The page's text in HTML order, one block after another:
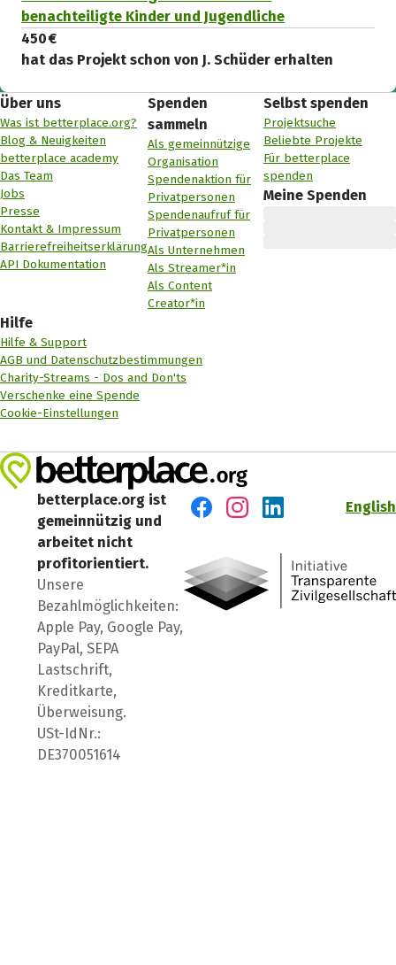
benachteiligte Kinder und Jugendliche
450 €
hat das Projekt schon von J. Schüder erhalten
Über uns
Was ist betterplace.org?
Blog & Neuigkeiten
betterplace academy
Das Team
Jobs
Presse
Kontakt & Impressum
Barrierefreiheitserklärung
API Dokumentation
Spenden
sammeln
Als gemeinnützige
Organisation
Spendenaktion für
Privatpersonen
Spendenaufruf für
Privatpersonen
Als Unternehmen
Als Streamer*in
Als Content
Creator*in
Selbst spenden
Projektsuche
Beliebte Projekte
Für betterplace
spenden
Meine Spenden
Hilfe
Hilfe & Support
AGB und Datenschutzbestimmungen
Charity-Streams - Dos and Don'ts
Verschenke eine Spende
Cookie-Einstellungen
betterplace.org ist
gemeinnützig und
arbeitet nicht
profitorientiert.
Unsere
Bezahlmöglichkeiten:
Apple Pay, Google Pay,
PayPal, SEPA
Lastschrift,
Kreditkarte,
Überweisung.
USt-IdNr.:
DE370051614
English